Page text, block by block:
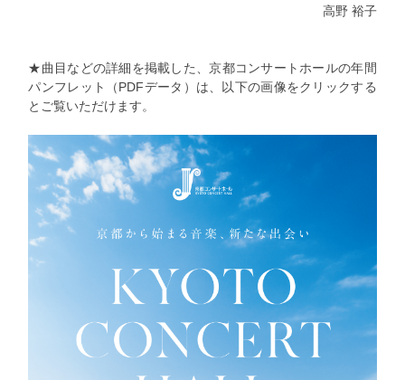
高野 裕子
★曲目などの詳細を掲載した、京都コンサートホールの年間
パンフレット（PDFデータ）は、以下の画像をクリックする
とご覧いただけます。